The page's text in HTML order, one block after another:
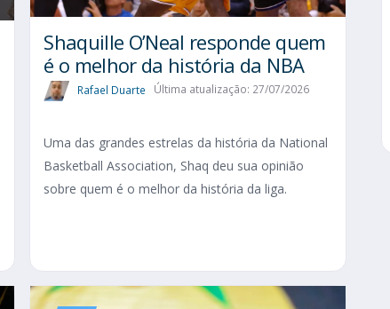
Shaquille O’Neal responde quem
é o melhor da história da NBA
Rafael Duarte Última atualização: 27/07/2026
Uma das grandes estrelas da história da National
Basketball Association, Shaq deu sua opinião
sobre quem é o melhor da história da liga.